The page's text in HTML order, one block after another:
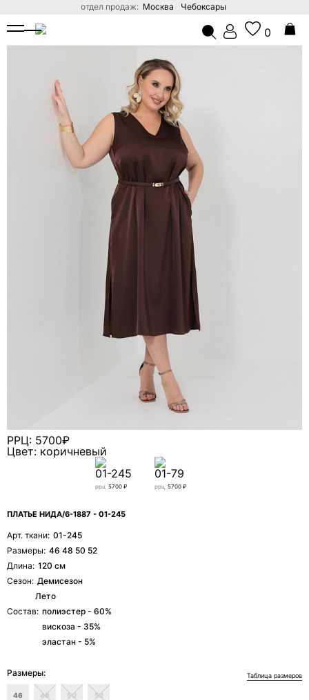
отдел продаж: Москва Чебоксары
0
В ВАШЕЙ КОРЗИНЕ ПОКА НЕТ ТОВАРОВ
Поиск по сайту
ВХОД В ЛИЧНЫЙ КАБИНЕТ
Для действующих оптовых покупателей
ЗАЯВКА НА ОПТОВЫЙ ДОСТУП
Заполните данные компании. Менеджер проверит заявку и
персональных данных для регистрации, создания
личного кабинета, связи и исполнения договора на
условияхПолитики конфиденциальности
ОТПРАВИТЬ ЗАЯВКУ
ГЛАВНАЯ ПЛАТЬЯ ОПТОМ ОТ
РРЦ: 5700₽
Цвет: коричневый
01-245
ррц 5700 ₽
01-79
ррц 5700 ₽
ПЛАТЬЕ НИДА/6-1887 - 01-245
Арт. ткани: 01-245
Размеры: 46 48 50 52
Длина: 120 см
Сезон: Демисезон
Лето
Состав: полиэстер - 60%
вискоза - 35%
эластан - 5%
Размеры:
46 48 50 52
Таблица размеров